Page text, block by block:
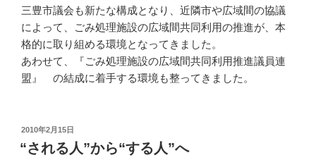
三豊市議会も新たな構成となり、近隣市や広域間の協議
によって、ごみ処理施設の広域間共同利用の推進が、本
格的に取り組める環境となってきました。
あわせて、『ごみ処理施設の広域間共同利用推進議員連
盟』 の結成に着手する環境も整ってきました。
投
稿
日:
2010年2月15日
“される人”から“する人”へ